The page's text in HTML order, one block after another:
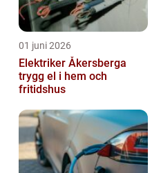
01 juni 2026
Elektriker Åkersberga
trygg el i hem och
fritidshus